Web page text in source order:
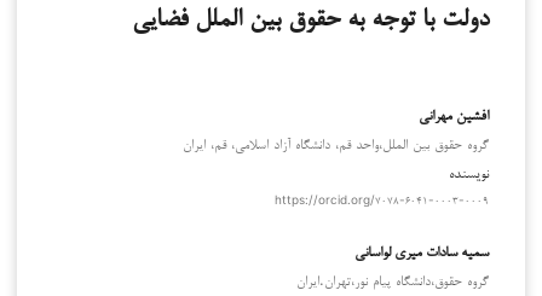
دولت با توجه به حقوق بین الملل فضایی
افشین مهرانی
گروه حقوق بین الملل،واحد قم، دانشگاه آزاد اسلامی، قم، ایران
نویسنده
https://orcid.org/۷۰۷۸-۶۰۴۱-۰۰۰۳-۰۰۰۹
سمیه سادات میری لواسانی
گروه حقوق،دانشگاه پیام نور،تهران.ایران